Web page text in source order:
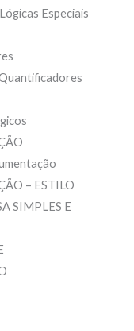
Especiais
– ESTILO
SIMPLES E